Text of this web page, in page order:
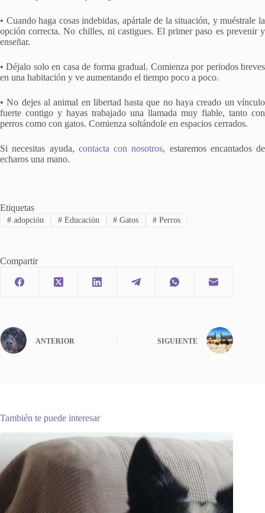
• Cuando haga cosas indebidas, apártale de la situación, y muéstrale la
opción correcta. No chilles, ni castigues. El primer paso es prevenir y
enseñar.
• Déjalo solo en casa de forma gradual. Comienza por periodos breves
en una habitación y ve aumentando el tiempo poco a poco.
• No dejes al animal en libertad hasta que no haya creado un vínculo
fuerte contigo y hayas trabajado una llamada muy fiable, tanto con
perros como con gatos. Comienza soltándole en espacios cerrados.
Si necesitas ayuda, contacta con nosotros, estaremos encantados de
echaros una mano.
Etiquetas
#adopción #Educación # Gatos # Perros
Compartir
ANTERIOR SIGUIENTE
También te puede interesar